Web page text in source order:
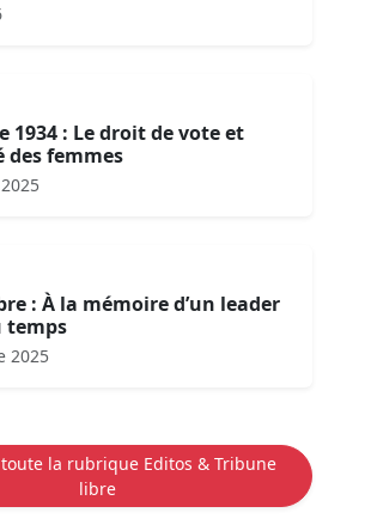
1934 : Le droit de vote et
des femmes
: À la mémoire d’un leader
temps
2025
la rubrique Editos & Tribune
libre